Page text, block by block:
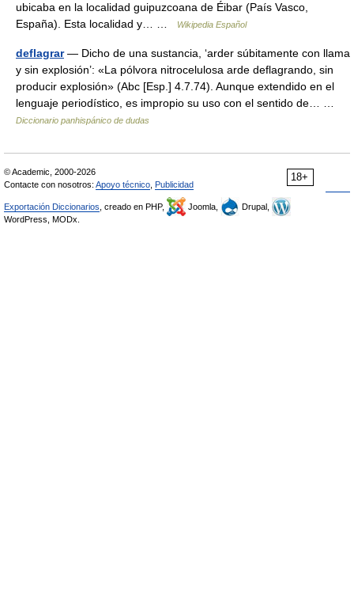
ubicaba en la localidad guipuzcoana de Éibar (País Vasco,
España). Esta localidad y… …
Wikipedia Español
deflagrar— Dicho de una sustancia, ‘arder súbitamente con llama
y sin explosión’: «La pólvora nitrocelulosa arde deflagrando, sin
producir explosión» (Abc [Esp.] 4.7.74). Aunque extendido en el
lenguaje periodístico, es impropio su uso con el sentido de… …
Diccionario panhispánico de dudas
18+
© Academic, 2000-2026
Contacte con nosotros: Apoyo técnico Publicidad
Exportación Diccionarios , creado en PHP, Joomla,
Drupal,
WordPress, MODx.